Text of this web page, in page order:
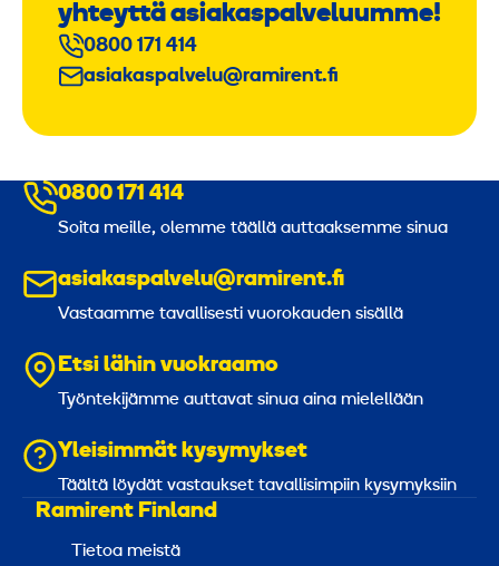
yhteyttä asiakaspalveluumme!
0800 171 414
asiakaspalvelu@ramirent.fi
0800 171 414
Soita meille, olemme täällä auttaaksemme sinua
asiakaspalvelu@ramirent.fi
Vastaamme tavallisesti vuorokauden sisällä
Etsi lähin vuokraamo
Työntekijämme auttavat sinua aina mielellään
Yleisimmät kysymykset
Täältä löydät vastaukset tavallisimpiin kysymyksiin
Ramirent Finland
Tietoa meistä